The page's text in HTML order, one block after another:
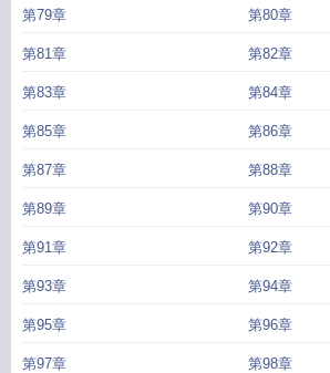
第79章 第80章
第81章 第82章
第83章 第84章
第85章 第86章
第87章 第88章
第89章 第90章
第91章 第92章
第93章 第94章
第95章 第96章
第97章 第98章